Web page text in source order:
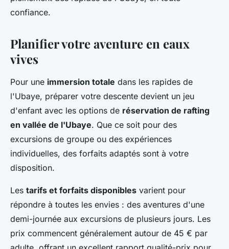
confiance.
Planifier votre aventure en eaux
vives
Pour une immersion totale dans les rapides de
l'Ubaye, préparer votre descente devient un jeu
d'enfant avec les options de réservation de rafting
en vallée de l'Ubaye. Que ce soit pour des
excursions de groupe ou des expériences
individuelles, des forfaits adaptés sont à votre
disposition.
Les tarifs et forfaits disponibles varient pour
répondre à toutes les envies : des aventures d'une
demi-journée aux excursions de plusieurs jours. Les
prix commencent généralement autour de 45 € par